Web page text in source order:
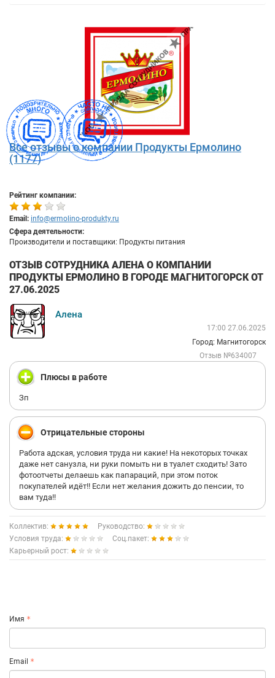
Все отзывы о компании Продукты Ермолино
(1177)
Рейтинг компании:
Email: info@ermolino-produkty.ru
Сфера деятельности:
Производители и поставщики: Продукты питания
ОТЗЫВ СОТРУДНИКА АЛЕНА О КОМПАНИИ
ПРОДУКТЫ ЕРМОЛИНО В ГОРОДЕ МАГНИТОГОРСК ОТ
27.06.2025
Алена
17:00 27.06.2025
Город: Магнитогорск
Отзыв №634007
Плюсы в работе
Зп
Отрицательные стороны
Работа адская, условия труда ни какие! На некоторых точках
даже нет санузла, ни руки помыть ни в туалет сходить! Зато
фотоотчеты делаешь как папараций, при этом поток
покупателей идёт!! Если нет желания дожить до пенсии, то
вам туда!!
Коллектив:
Руководство:
Условия труда:
Соц.пакет:
Карьерный рост:
Имя
Email